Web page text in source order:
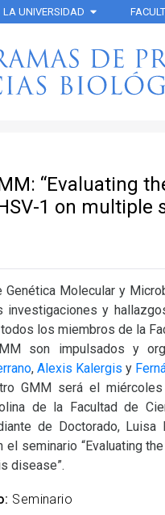
LA UNIVERSIDAD
“Evaluating
1 on multiple
Genética Molecular y
investigaciones y
los miembros de la
son impulsados y
, Alexis Kalergis y
GMM será el
de la Facultad de
de Doctorado, Luisa
el seminario “Evaluating
disease”.
Seminario